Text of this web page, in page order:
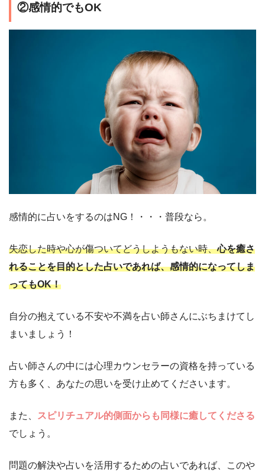
②感情的でもOK
感情的に占いをするのはNG！・・・普段なら。
失恋した時や心が傷ついてどうしようもない時、心を癒さ
れることを目的とした占いであれば、感情的になってしま
ってもOK！
自分の抱えている不安や不満を占い師さんにぶちまけてし
まいましょう！
占い師さんの中には心理カウンセラーの資格を持っている
方も多く、あなたの思いを受け止めてくださいます。
また、
スピリチュアル的側面からも同様に癒してくださる
でしょう。
問題の解決や占いを活用するための占いであれば、このや